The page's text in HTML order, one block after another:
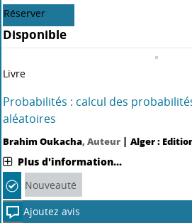
Réserver
Disponible
Livre
Probabilités : calcul des
aléatoires
Brahim Oukacha, Auteur | Alger :
Plus d'information...
Nouveauté
Ajoutez avis